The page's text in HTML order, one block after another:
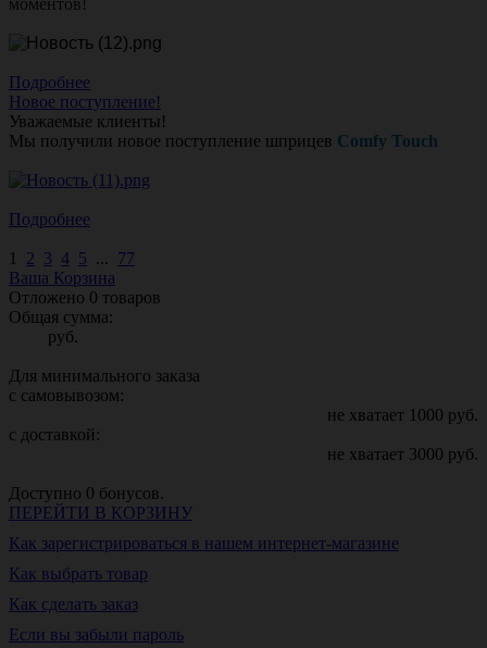
моментов!
Подробнее
Новое поступление!
Уважаемые клиенты!
Мы получили новое поступление шприцев Comfy Touch
Подробнее
1 2 3 4 5 ... 77
Ваша Корзина
Отложено 0 товаров
Общая сумма:
руб.
Для минимального заказа
с самовывозом:
не хватает 1000 руб.
с доставкой:
не хватает 3000 руб.
Доступно 0 бонусов.
ПЕРЕЙТИ В КОРЗИНУ
Как зарегистрироваться в нашем интернет-магазине
Как выбрать товар
Как сделать заказ
Если вы забыли пароль